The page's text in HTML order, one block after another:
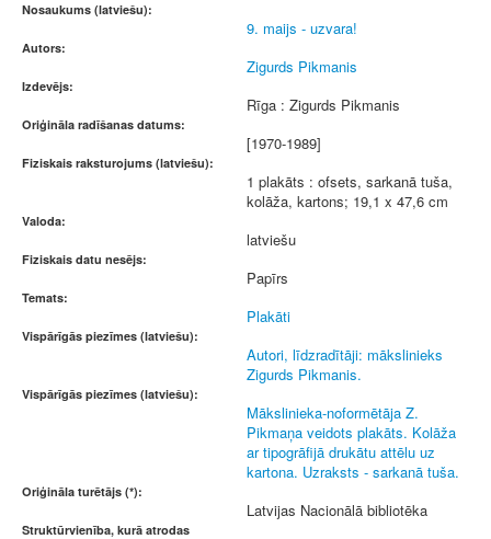
Nosaukums (latviešu):
9. maijs - uzvara!
Autors:
Zigurds Pikmanis
Izdevējs:
Rīga : Zigurds Pikmanis
Oriģināla radīšanas datums:
[1970-1989]
Fiziskais raksturojums (latviešu):
1 plakāts : ofsets, sarkanā tuša,
kolāža, kartons; 19,1 x 47,6 cm
Valoda:
latviešu
Fiziskais datu nesējs:
Papīrs
Temats:
Plakāti
Vispārīgās piezīmes (latviešu):
Autori, līdzradītāji: mākslinieks
Zigurds Pikmanis.
Vispārīgās piezīmes (latviešu):
Mākslinieka-noformētāja Z.
Pikmaņa veidots plakāts. Kolāža
ar tipogrāfijā drukātu attēlu uz
kartona. Uzraksts - sarkanā tuša.
Oriģināla turētājs (*):
Latvijas Nacionālā bibliotēka
Struktūrvienība, kurā atrodas